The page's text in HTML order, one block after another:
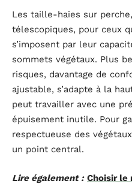
Les taille-haies sur
télescopiques, pour ceux
s’imposent par leur
sommets végétaux. Plus
risques, davantage de
ajustable, s’adapte à la
peut travailler avec une
épuisement inutile. Pour
respectueuse des
un point central.
Lire également : Choisir